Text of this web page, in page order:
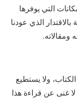
التي يوفرها
الذي عودنا
ولا يستطيع
لا غنى عن قراءة هذا